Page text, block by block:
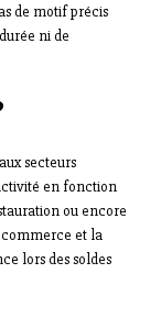
de motif précis
ni de
secteurs
en fonction
ou encore
commerce et la
lors des soldes